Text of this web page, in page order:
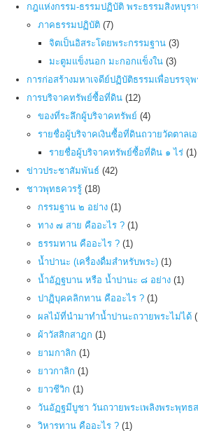
กฎแห่งกรรม-ธรรมปฏิบัติ พระธรรมสิงหบุรา
ภาคธรรมปฏิบัติ (7)
จิตเป็นอิสระโดยพระกรรมฐาน (3)
มะตูมแข็งนอก มะกอกแข็งใน (3)
การก่อสร้างมหาเจดีย์ปฏิบัติธรรมเพื่อบรรจุ
การบริจาคทรัพย์ซื้อที่ดิน (12)
ของที่ระลึกผู้บริจาคทรัพย์ (4)
รายชื่อผู้บริจาคเงินซื้อที่ดินถวายวัดตาลเ
รายชื่อผู้บริจาคทรัพย์ซื้อที่ดิน ๑ ไร่ (1)
ข่าวประชาสัมพันธ์ (42)
ชาวพุทธควรรู้ (18)
กรรมฐาน ๒ อย่าง (1)
ทาง ๗ สาย คืออะไร ? (1)
ธรรมทาน คืออะไร ? (1)
น้ำปานะ (เครื่องดื่มสำหรับพระ) (1)
น้ำอัฏฐบาน หรือ น้ำปานะ ๘ อย่าง (1)
ปาฏิบุคคลิกทาน คืออะไร ? (1)
ผลไม้ที่นำมาทำน้ำปานะถวายพระไม่ได้
ผ้าวัสสิกสาฎก (1)
ยามกาลิก (1)
ยาวกาลิก (1)
ยาวชีวิก (1)
วันอัฏฐมีบูชา วันถวายพระเพลิงพระพุทธ
วิหารทาน คืออะไร ? (1)